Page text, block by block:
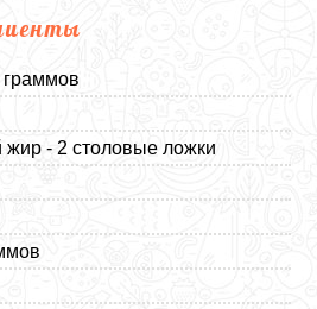
граммов
жир - 2 столовые ложки